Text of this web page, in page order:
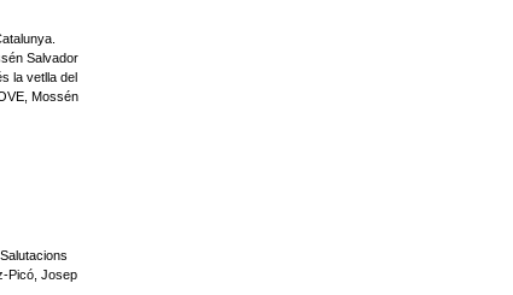
Salvador
la vetlla del
Mossén
Picó, Josep